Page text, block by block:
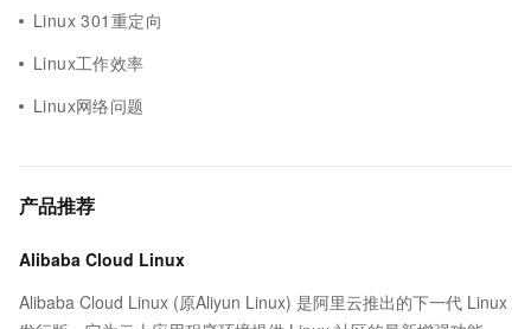
Linux 301重定向
Linux工作效率
Linux网络问题
产品推荐
Alibaba Cloud Linux
Alibaba Cloud Linux (原Aliyun Linux) 是阿里云推出的下一代 Linux